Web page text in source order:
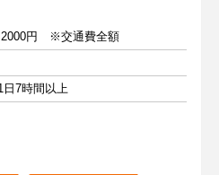
2000円 ※交通費全額
日7時間以上